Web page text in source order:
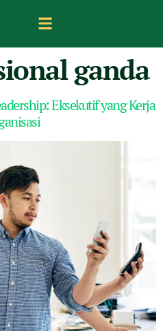
ganda
Eksekutif yang Kerja